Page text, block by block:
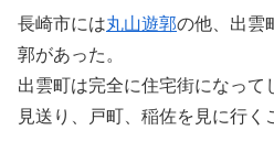
長崎市には丸山遊郭の他、出雲
郭があった。
出雲町は完全に住宅街になって
見送り、戸町、稲佐を見に行く